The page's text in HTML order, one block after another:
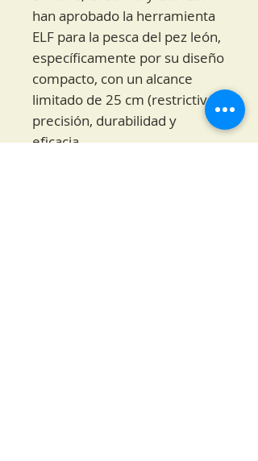
han aprobado la herramienta
ELF para la pesca del pez león,
específicamente por su diseño
compacto, con un alcance
limitado de 25 cm (restrictivo),
precisión, durabilidad y
eficacia.